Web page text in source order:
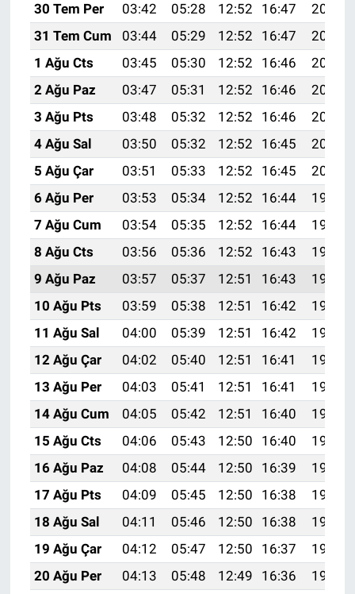
30 Tem Per
03:42 05:28 12:52 16:47
20:07
31 Tem Cum
03:44 05:29 12:52 16:47
20:06
1 Ağu Cts
03:45 05:30 12:52 16:46
20:05
2 Ağu Paz
03:47 05:31 12:52 16:46
20:04
3 Ağu Pts
03:48 05:32 12:52 16:46
20:03
4 Ağu Sal
03:50 05:32 12:52 16:45
20:02
5 Ağu Çar
03:51 05:33 12:52 16:45
20:00
6 Ağu Per
03:53 05:34 12:52 16:44
19:59
7 Ağu Cum
03:54 05:35 12:52 16:44
19:58
8 Ağu Cts
03:56 05:36 12:52 16:43
19:57
9 Ağu Paz
03:57 05:37 12:51 16:43
19:55
10 Ağu Pts
03:59 05:38 12:51 16:42
19:54
11 Ağu Sal
04:00 05:39 12:51 16:42
19:53
12 Ağu Çar
04:02 05:40 12:51 16:41
19:52
13 Ağu Per
04:03 05:41 12:51 16:41
19:50
14 Ağu Cum
04:05 05:42 12:51 16:40
19:49
15 Ağu Cts
04:06 05:43 12:50 16:40
19:48
16 Ağu Paz
04:08 05:44 12:50 16:39
19:46
17 Ağu Pts
04:09 05:45 12:50 16:38
19:45
18 Ağu Sal
04:11 05:46 12:50 16:38
19:43
19 Ağu Çar
04:12 05:47 12:50 16:37
19:42
20 Ağu Per
04:13 05:48 12:49 16:36
19:40